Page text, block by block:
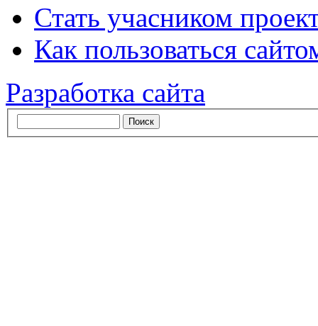
Стать учасником
Как пользоваться
Разработка сайта